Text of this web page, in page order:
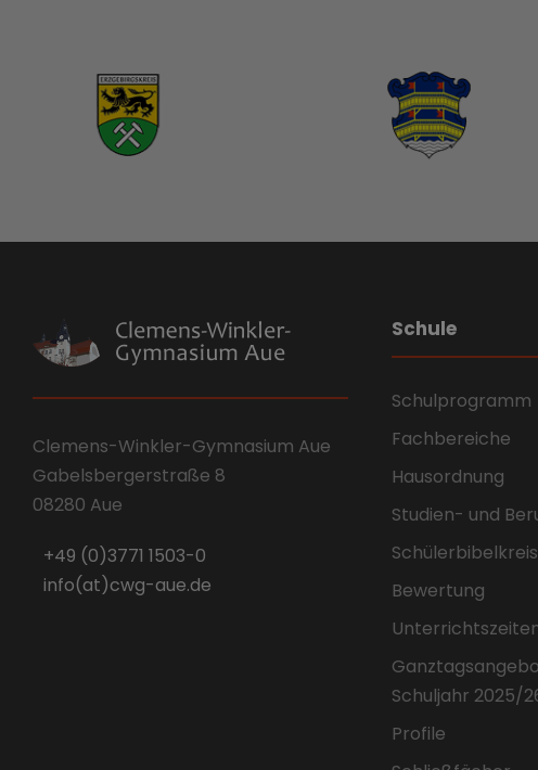
Clemens-Winkler-Gymnasium Aue
Gabelsbergerstraße 8
08280 Aue
+49 (0)3771 1503-0
info(at)cwg-aue.de
Schule
Schulprogramm
Fachbereiche
Hausordnung
Studien- und
Schülerbibelkreis
Bewertung
Schuljahr 2025/
Profile